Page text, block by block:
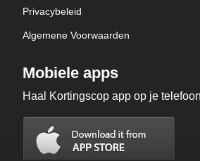
Privacybeleid
Algemene Voorwaarden
Mobiele apps
Haal Kortingscop app op je